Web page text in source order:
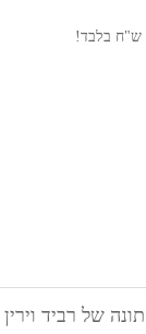
של רביד וירין